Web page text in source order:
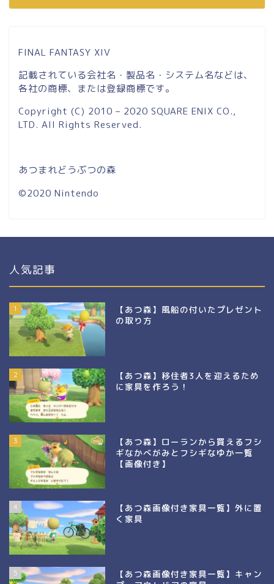
FINAL FANTASY XIV
記載されている会社名・製品名・システム名などは、
各社の商標、または登録商標です。
Copyright (C) 2010 – 2020 SQUARE ENIX CO.,
LTD. All Rights Reserved.
あつまれどうぶつの森
©2020 Nintendo
人気記事
1
【あつ森】風船の付いたプレゼント
の取り方
2
【あつ森】移住者3人を迎えるため
に家具を作ろう！
3
【あつ森】ローランから買えるフシ
ギなかべがみとフシギなゆか一覧
【画像付き】
4
【あつ森画像付き家具一覧】外に置
く家具
5
【あつ森画像付き家具一覧】キャン